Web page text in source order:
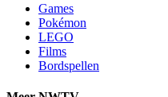
Games
Pokémon
LEGO
Films
Bordspellen